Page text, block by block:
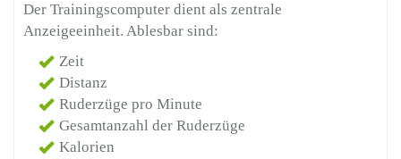
Der Trainingscomputer dient als zentrale
Anzeigeeinheit. Ablesbar sind:
Zeit
Distanz
Ruderzüge pro Minute
Gesamtanzahl der Ruderzüge
Kalorien